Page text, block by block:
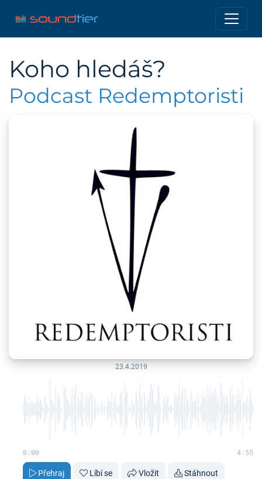
Koho hledáš?
Podcast Redemptoristi
23.4.2019
0:00 4:55
Přehraj Líbí se Vložit Stáhnout